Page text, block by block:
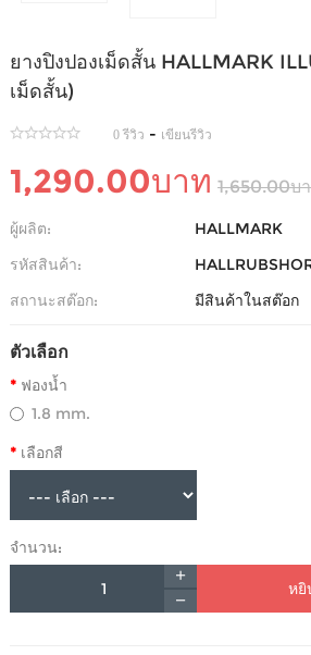
ยางปิงปองเม็ดสั้น HALLMARK
เม็ดสั้น)
0 รีวิว - เขียนรีวิว
1,290.00บาท 1,650.00บ
ผู้ผลิต:
HALLMARK
รหัสสินค้า:
สถานะสต๊อก:
มีสินค้าในสต๊อก
ตัวเลือก
ฟองน้ำ
1.8 mm.
เลือกสี
จำนวน:
หยิ